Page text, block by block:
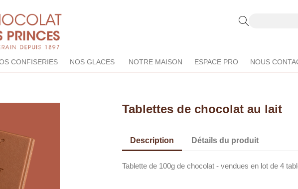
CONFISERIES NOS GLACES NOTRE MAISON ESPACE PRO NOUS
Tablettes de chocolat au lait
Description Détails du produit
Tablette de 100g de chocolat - vendues en lot de 4